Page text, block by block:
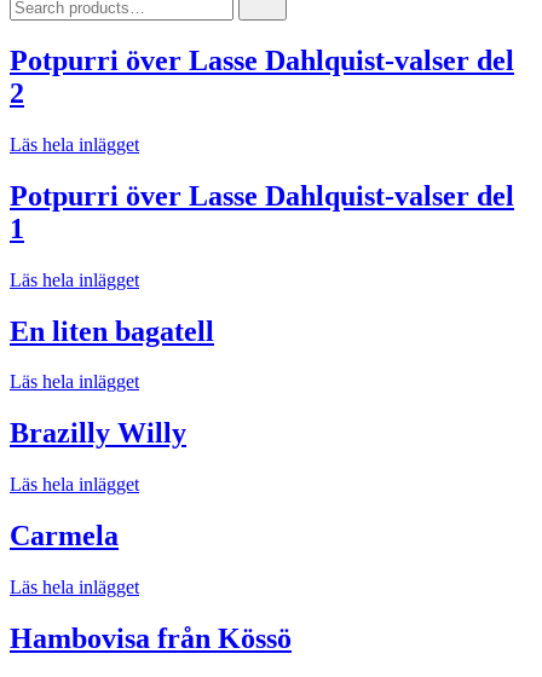
for:
Potpurri över Lasse Dahlquist-valser del
2
Läs hela inlägget
Potpurri över Lasse Dahlquist-valser del
1
Läs hela inlägget
En liten bagatell
Läs hela inlägget
Brazilly Willy
Läs hela inlägget
Carmela
Läs hela inlägget
Hambovisa från Kössö